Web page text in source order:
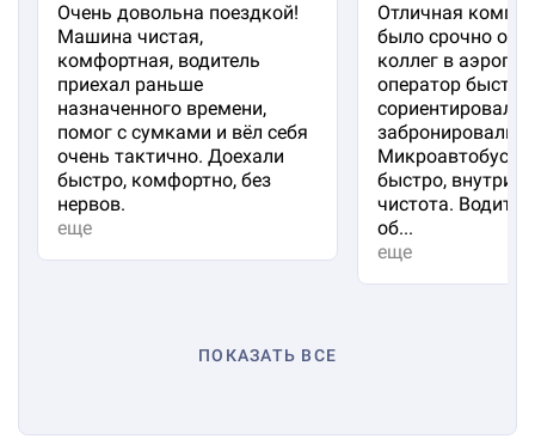
Очень довольна поездкой!
Машина чистая,
комфортная, водитель
приехал раньше
назначенного времени,
помог с сумками и вёл себя
очень тактично. Доехали
быстро, комфортно, без
нервов.
еще
Отличная
было срочно
коллег в
оператор быстро
сориентировал и
забронировали
Микроавтобус
быстро, внутри
чистота.
об...
еще
ПОКАЗАТЬ ВСЕ